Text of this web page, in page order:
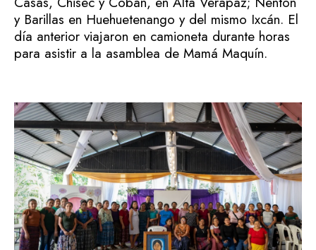
y Barillas en Huehuetenango y del mismo Ixcán. El
día anterior viajaron en camioneta durante horas
para asistir a la asamblea de Mamá Maquín.